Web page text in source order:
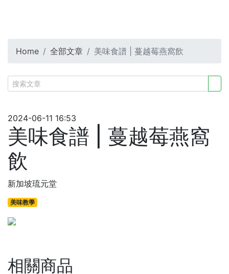
Home 全部文章 美味食譜 | 蔓越莓燕窩飲
2024-06-11 16:53
美味食譜 | 蔓越莓燕窩
飲
新加坡琉元堂
美味教學
相關商品